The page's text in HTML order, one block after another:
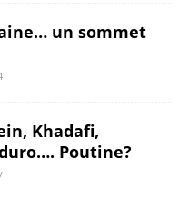
un sommet
Khadafi,
Poutine?